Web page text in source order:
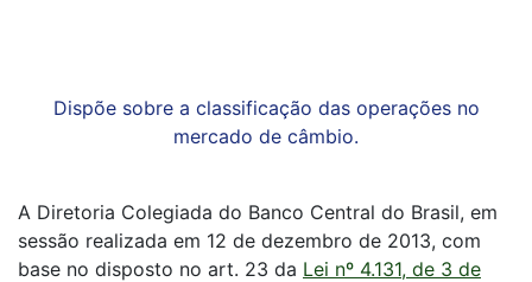
Dispõe sobre a classificação das operações no
mercado de câmbio.
A Diretoria Colegiada do Banco Central do Brasil, em
sessão realizada em 12 de dezembro de 2013, com
base no disposto no art. 23 da Lei nº 4.131, de 3 de